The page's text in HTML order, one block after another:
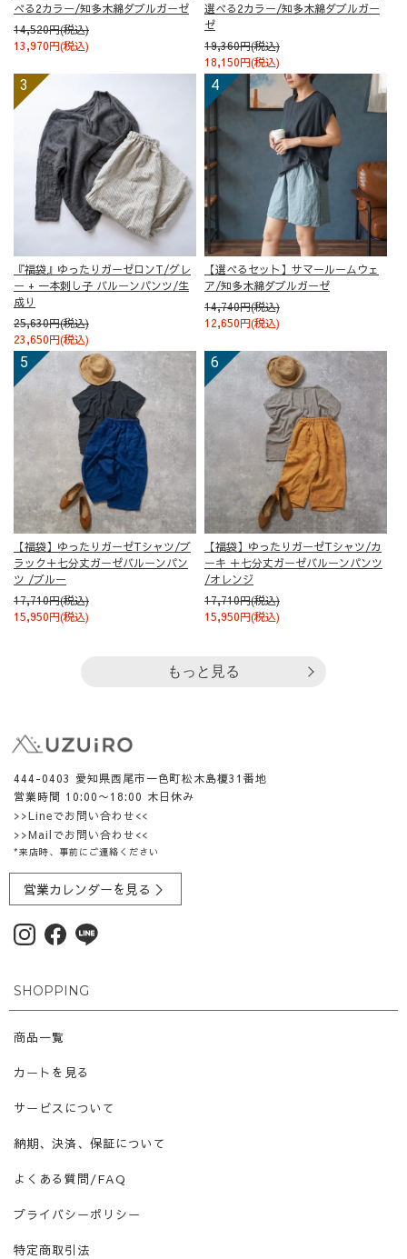
べる2カラー/知多木綿ダブルガーゼ
14,520円(税込)
13,970円(税込)
選べる2カラー/知多木綿ダブルガー
ゼ
19,360円(税込)
18,150円(税込)
『福袋』ゆったりガーゼロンT/グレ
ー + 一本刺し子 バルーンパンツ/生
成り
25,630円(税込)
23,650円(税込)
【選べるセット】サマールームウェ
ア/知多木綿ダブルガーゼ
14,740円(税込)
12,650円(税込)
【福袋】ゆったりガーゼTシャツ/ブ
ラック＋七分丈ガーゼバルーンパン
ツ /ブルー
17,710円(税込)
15,950円(税込)
【福袋】ゆったりガーゼTシャツ/カ
ーキ ＋七分丈ガーゼバルーンパンツ
/オレンジ
17,710円(税込)
15,950円(税込)
もっと見る
444-0403 愛知県西尾市一色町松木島榎31番地
営業時間 10:00〜18:00 木日休み
>>Lineでお問い合わせ<<
>>Mailでお問い合わせ<<
*来店時、事前にご連絡ください
営業カレンダーを見る ＞
SHOPPING
商品一覧
カートを見る
サービスについて
納期、決済、保証について
よくある質問/FAQ
プライバシーポリシー
特定商取引法